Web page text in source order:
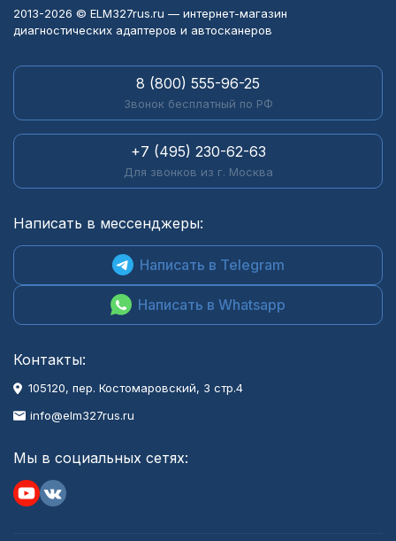
2013-2026 © ELM327rus.ru — интернет-магазин
диагностических адаптеров и автосканеров
8 (800) 555-96-25
Звонок бесплатный по РФ
+7 (495) 230-62-63
Для звонков из г. Москва
Написать в мессенджеры:
Написать в Telegram
Написать в Whatsapp
Контакты:
105120, пер. Костомаровский, 3 стр.4
info@elm327rus.ru
Мы в социальных сетях: